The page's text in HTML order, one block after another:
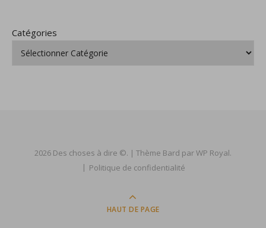
Catégories
2026 Des choses à dire ©. | Thème Bard parWP Royal.
Politique de confidentialité
HAUT DE PAGE